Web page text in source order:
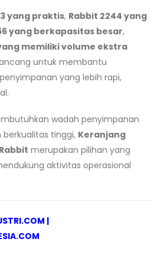
yang praktis, Rabbit 2244 yang
yang berkapasitas besar,
memiliki volume ekstra
untuk membantu
yang lebih rapi,
wadah penyimpanan
tinggi, Keranjang
merupakan pilihan yang
aktivitas operasional
|